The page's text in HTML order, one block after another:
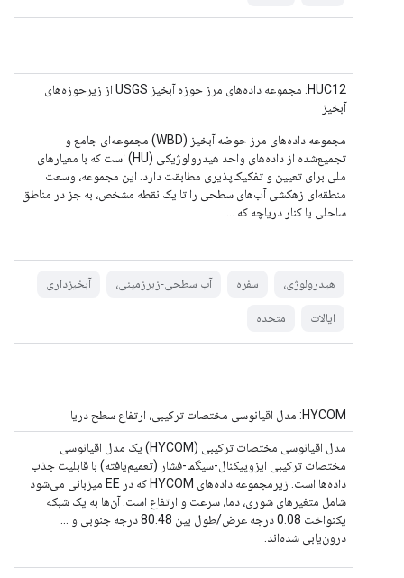
HUC12: مجموعه داده‌های مرز حوزه آبخیز USGS از زیرحوزه‌های
آبخیز
مجموعه داده‌های مرز حوضه آبخیز (WBD) مجموعه‌ای جامع و
تجمیع‌شده از داده‌های واحد هیدرولوژیکی (HU) است که با معیارهای
ملی برای تعیین و تفکیک‌پذیری مطابقت دارد. این مجموعه، وسعت
منطقه‌ای زهکشی آب‌های سطحی را تا یک نقطه مشخص، به جز در مناطق
ساحلی یا کنار دریاچه که ...
هیدرولوژی، سفره آب سطحی-زیرزمینی، آبخیزداری
ایالات متحده
HYCOM: مدل اقیانوسی مختصات ترکیبی، ارتفاع سطح دریا
مدل اقیانوسی مختصات ترکیبی (HYCOM) یک مدل اقیانوسی
مختصات ترکیبی ایزوپیکنال-سیگما-فشار (تعمیم‌یافته) با قابلیت جذب
داده‌ها است. زیرمجموعه داده‌های HYCOM که در EE میزبانی می‌شود
شامل متغیرهای شوری، دما، سرعت و ارتفاع است. آن‌ها به یک شبکه
یکنواخت 0.08 درجه عرض/طول بین 80.48 درجه جنوبی و ...
درون‌یابی شده‌اند.